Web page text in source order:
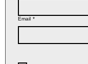
Email *